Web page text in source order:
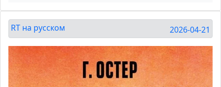
RT на русском 2026-04-21